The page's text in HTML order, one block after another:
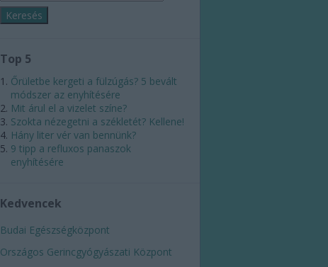
Top 5
Őrületbe kergeti a fülzúgás? 5 bevált
módszer az enyhítésére
Mit árul el a vizelet színe?
Szokta nézegetni a székletét? Kellene!
Hány liter vér van bennünk?
9 tipp a refluxos panaszok
enyhítésére
Kedvencek
Budai Egészségközpont
Országos Gerincgyógyászati Központ